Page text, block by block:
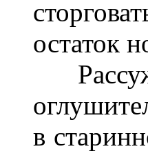
остаток
в